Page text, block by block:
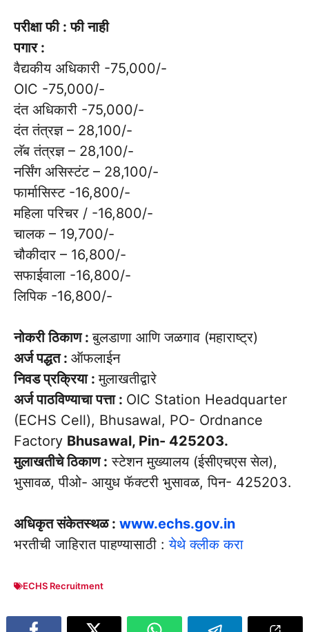
परीक्षा फी : फी नाही
पगार :
वैद्यकीय अधिकारी -75,000/-
OIC -75,000/-
दंत अधिकारी -75,000/-
दंत तंत्रज्ञ – 28,100/-
लॅब तंत्रज्ञ – 28,100/-
नर्सिंग असिस्टंट – 28,100/-
फार्मासिस्ट -16,800/-
महिला परिचर / -16,800/-
चालक – 19,700/-
चौकीदार – 16,800/-
सफाईवाला -16,800/-
लिपिक -16,800/-
नोकरी ठिकाण :बुलडाणा आणि जळगाव (महाराष्ट्र)
अर्ज पद्धत : ऑफलाईन
निवड प्रक्रिया :मुलाखतीद्वारे
अर्ज पाठविण्याचा पत्ता : OIC Station Headquarter
(ECHS Cell), Bhusawal, PO- Ordnance
Factory Bhusawal, Pin- 425203.
मुलाखतीचे ठिकाण : स्टेशन मुख्यालय (ईसीएचएस सेल),
भुसावळ, पीओ- आयुध फॅक्टरी भुसावळ, पिन- 425203.
अधिकृत संकेतस्थळ : www.echs.gov.in
भरतीची जाहिरात पाहण्यासाठी :येथे क्लीक करा
ECHS Recruitment